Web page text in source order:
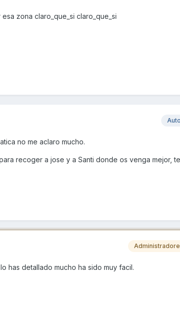
zona claro_que_si claro_que_si
no me aclaro mucho.
recoger a jose y a Santi donde os venga mejor,
has detallado mucho ha sido muy facil.